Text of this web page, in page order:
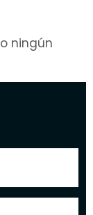
ningún